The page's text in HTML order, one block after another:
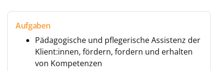
Aufgaben
Pädagogische und pflegerische Assistenz der
Klient:innen, fördern, fordern und erhalten
von Kompetenzen